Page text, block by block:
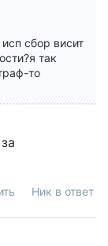
сбор висит
так
то
Ник в ответ